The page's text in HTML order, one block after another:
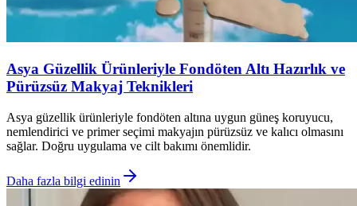
Asya Güzellik Ürünleriyle Fondöten Altı Hazırlık ve
Pürüzsüz Makyaj Teknikleri
Asya güzellik ürünleriyle fondöten altına uygun güneş koruyucu,
nemlendirici ve primer seçimi makyajın pürüzsüz ve kalıcı olmasını
sağlar. Doğru uygulama ve cilt bakımı önemlidir.
Daha fazla bilgi edinin